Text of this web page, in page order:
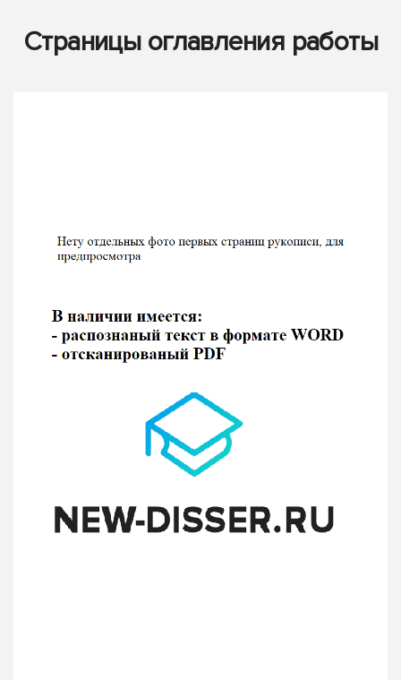
Страницы оглавления работы